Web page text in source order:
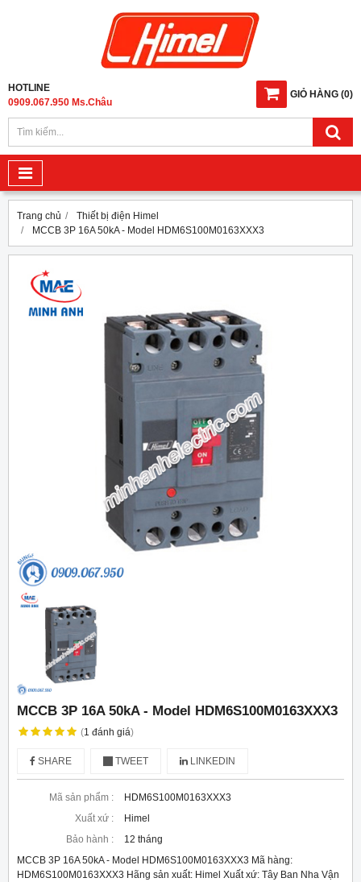
GIỎ HÀNG (0)
HOTLINE
0909.067.950 Ms.Châu
Trang chủ
Thiết bị điện Himel
MCCB 3P 16A 50kA - Model HDM6S100M0163XXX3
MCCB 3P 16A 50kA - Model HDM6S100M0163XXX3
(1 đánh giá)
SHARE TWEET LINKEDIN
Mã sản phẩm :
HDM6S100M0163XXX3
Xuất xứ :
Himel
Bảo hành :
12 tháng
MCCB 3P 16A 50kA - Model HDM6S100M0163XXX3 Mã hàng:
HDM6S100M0163XXX3 Hãng sản xuất: Himel Xuất xứ: Tây Ban Nha Vận